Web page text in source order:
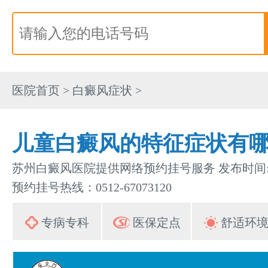
医院首页 > 白癜风症状 >
儿童白癜风的特征症状有
苏州白癜风医院提供网络预约挂号服务 发布时间
预约挂号热线：0512-67073120
专病专科 医保定点 舒适环境